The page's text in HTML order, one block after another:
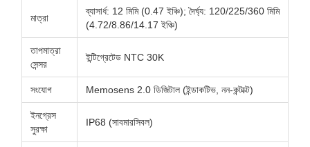
মাত্রা
ব্যাসার্ধ: 12 মিমি (0.47 ইঞ্চি); দৈর্ঘ্য: 120/225/360 মিমি
(4.72/8.86/14.17 ইঞ্চি)
তাপমাত্রা
সেন্সর
ইন্টিগ্রেটেড NTC 30K
সংযোগ Memosens 2.0 ডিজিটাল (ইন্ডাকটিভ, নন-কন্টাক্ট)
ইনগ্রেস
সুরক্ষা
IP68 (সাবমারসিবল)